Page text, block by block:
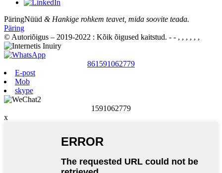
PäringNüüd & Hankige rohkem teavet, mida soovite teada.
Päring
© Autoriõigus – 2019-2022 : Kõik õigused kaitstud. - - , , , , , ,
861591062779
E-post
Mob
skype
1591062779
x